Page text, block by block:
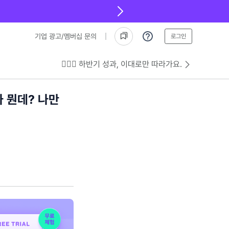
기업 광고/멤버십 문의 로그인
💁🏻‍♂️ 하반기 성과, 이대로만 따라가요.
뭔데? 나만